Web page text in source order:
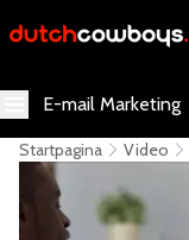
E-mail Marketing
Startpagina Video